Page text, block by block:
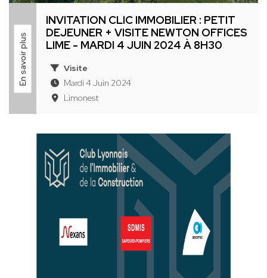
En savoir plus
INVITATION CLIC IMMOBILIER : PETIT
DEJEUNER + VISITE NEWTON OFFICES
LIME - MARDI 4 JUIN 2024 À 8H30
Visite
Mardi 4 Juin 2024
Limonest